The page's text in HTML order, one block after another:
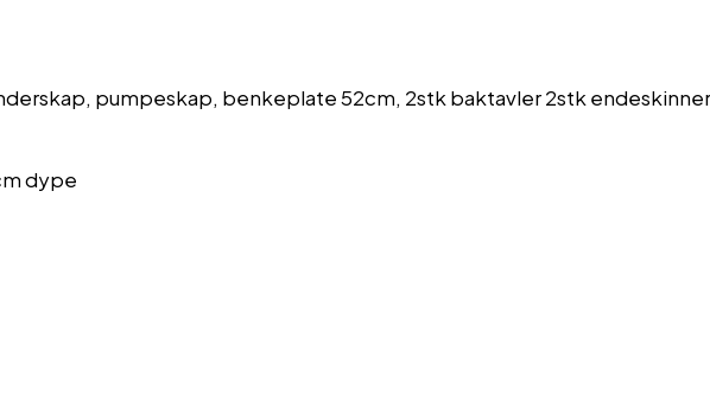
pumpeskap, benkeplate 52cm, 2stk baktavler 2stk
dype